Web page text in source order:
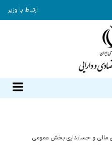
ارتباط با وزیر
مالی و حسابداری بخش عمومی